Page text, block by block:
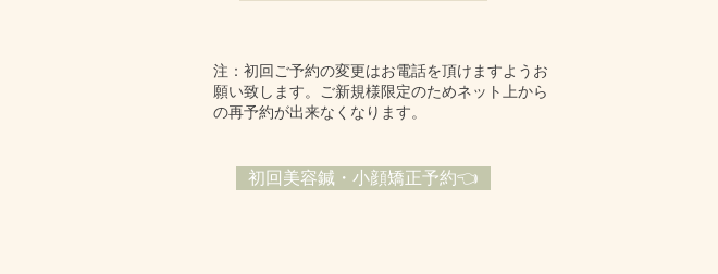
​注：初回ご予約の変更はお電話を頂けますようお
願い致します。ご新規様限定のためネット上から
の再予約が出来なくなります。
初回美容鍼・小顔矯正予約👈